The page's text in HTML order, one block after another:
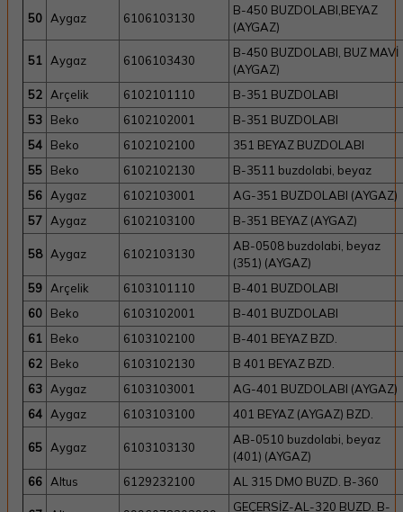
50 Aygaz 6106103130
B-450 BUZDOLABI,BEYAZ
(AYGAZ)
51 Aygaz 6106103430
B-450 BUZDOLABI, BUZ MAVİ
(AYGAZ)
52 Arçelik 6102101110
B-351 BUZDOLABI
53
Beko 6102102001
B-351 BUZDOLABI
54
Beko 6102102100
351 BEYAZ BUZDOLABI
55
Beko 6102102130
B-3511 buzdolabi, beyaz
56 Aygaz 6102103001
AG-351 BUZDOLABI (AYGAZ)
57 Aygaz 6102103100 B-351 BEYAZ (AYGAZ)
58 Aygaz 6102103130
AB-0508 buzdolabi, beyaz
(351) (AYGAZ)
59 Arçelik 6103101110
B-401 BUZDOLABI
60
Beko 6103102001
B-401 BUZDOLABI
61
Beko 6103102100
B-401 BEYAZ BZD.
62
Beko 6103102130
B 401 BEYAZ BZD.
63 Aygaz 6103103001
AG-401 BUZDOLABI (AYGAZ)
64 Aygaz 6103103100 401 BEYAZ (AYGAZ) BZD.
65 Aygaz 6103103130
AB-0510 buzdolabi, beyaz
(401) (AYGAZ)
66 Altus 6129232100 AL 315 DMO BUZD. B-360
GEÇERSİZ-AL-320 BUZD. B-